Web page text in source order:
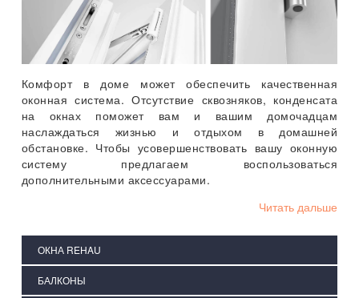
ОКНА REHAU
БАЛКОНЫ
Комфорт в доме может обеспечить качественная
оконная система. Отсутствие сквозняков, конденсата
на окнах поможет вам и вашим домочадцам
наслаждаться жизнью и отдыхом в домашней
обстановке. Чтобы усовершенствовать вашу оконную
систему предлагаем воспользоваться
дополнительными аксессуарами.
Читать дальше